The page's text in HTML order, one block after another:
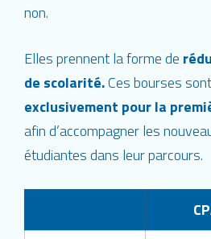
non.
Elles prennent la forme de
de scolarité.Ces bourses
exclusivement pour la
afin d’accompagner les
étudiantes dans leur parcours.